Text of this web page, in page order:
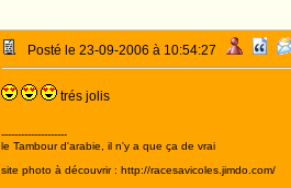
Posté le 23-09-2006 à 10:54:27
trés jolis
--------------------
le Tambour d'arabie, il n'y a que ça de vrai
site photo à découvrir : http://racesavicoles.jimdo.com/